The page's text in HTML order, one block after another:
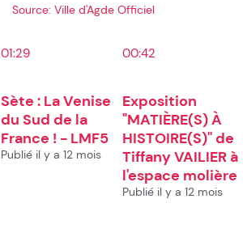
Source: Ville d'Agde Officiel
01:29
Sète : La Venise
du Sud de la
France ! - LMF5
Publié il y a 12 mois
00:42
Exposition
"MATIÈRE(S) À
HISTOIRE(S)" de
Tiffany VAILIER à
l'espace molière
Publié il y a 12 mois